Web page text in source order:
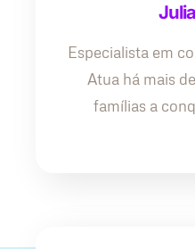
Especialista em
Atua há mais
famílias a